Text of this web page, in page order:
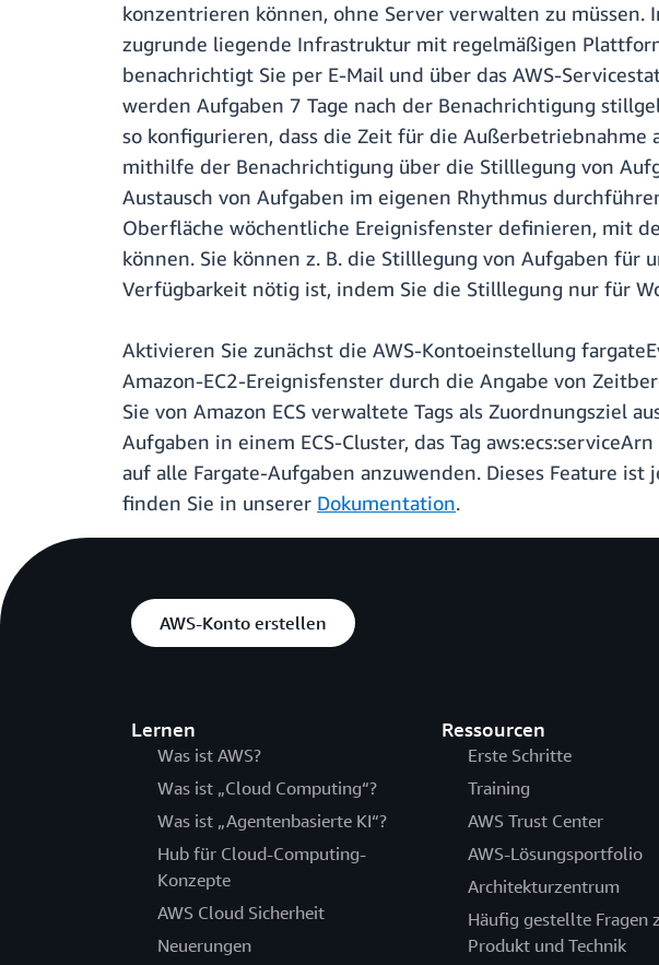
konzentrieren können, ohne Server verwalten zu
zugrunde liegende Infrastruktur mit regelmäßigen
benachrichtigt Sie per E-Mail und über das AWS-
werden Aufgaben 7 Tage nach der Benachrichtigung
so konfigurieren, dass die Zeit für die
mithilfe der Benachrichtigung über die Stilllegung von
Austausch von Aufgaben im eigenen Rhythmus
Oberfläche wöchentliche Ereignisfenster definieren, mit
können. Sie können z. B. die Stilllegung von Aufgaben für
Verfügbarkeit nötig ist, indem Sie die Stilllegung nur für
Aktivieren Sie zunächst die AWS-Kontoeinstellung
Amazon-EC2-Ereignisfenster durch die Angabe von
Sie von Amazon ECS verwaltete Tags als Zuordnungsziel
Aufgaben in einem ECS-Cluster, das Tag
auf alle Fargate-Aufgaben anzuwenden. Dieses Feature
finden Sie in unserer Dokumentation.
AWS-Konto erstellen
Lernen
Was ist AWS?
Was ist „Cloud Computing“?
Was ist „Agentenbasierte KI“?
Hub für Cloud-Computing-
Konzepte
AWS Cloud Sicherheit
Neuerungen
Ressourcen
Erste Schritte
Training
AWS Trust Center
AWS-Lösungsportfolio
Architekturzentrum
Häufig gestellte Fragen
Produkt und Technik